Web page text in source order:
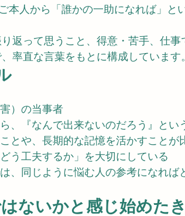
本人から「誰かの一助になれば」と
返って思うこと、得意・苦手、仕
率直な言葉をもとに構成しています。
害）の当事者
から、『なんで出来ないのだろう』と
ることや、長期的な記憶を活かすこと
どう工夫するか」を大切にしている
では、同じように悩む人の参考になれ
ないかと感じ始めた